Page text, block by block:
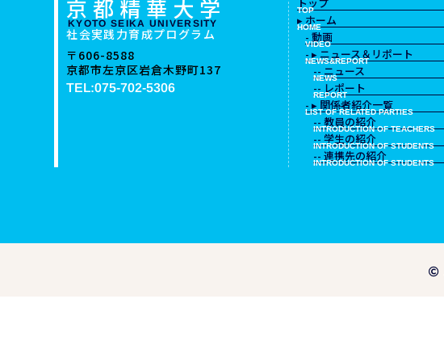
京都精華大学
KYOTO SEIKA UNIVERSITY
社会実践力育成プログラム
〒606-8588
京都市左京区岩倉木野町137
TEL:075-702-5306
トップ
TOP
▸ ホーム
HOME
- 動画
VIDEO
- ▸ ニュース＆リポート
NEWS&REPORT
-- ニュース
NEWS
-- レポート
REPORT
- ▸ 関係者紹介一覧
LIST OF RELATED PARTIES
-- 教員の紹介
INTRODUCTION OF TEACHERS
-- 学生の紹介
INTRODUCTION OF STUDENTS
-- 連携先の紹介
INTRODUCTION OF STUDENTS